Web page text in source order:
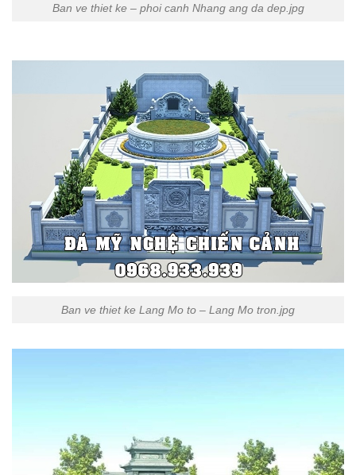
Ban ve thiet ke – phoi canh Nhang ang da dep.jpg
Ban ve thiet ke Lang Mo to – Lang Mo tron.jpg